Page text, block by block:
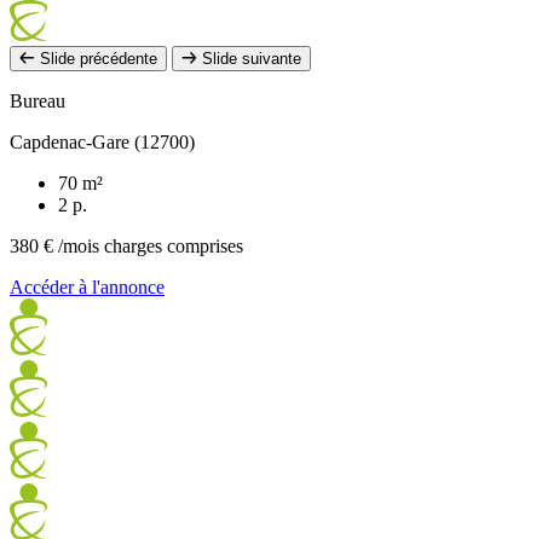
Slide précédente Slide suivante
Bureau
Capdenac-Gare (12700)
70 m²
2 p.
380 € /mois charges comprises
Accéder à l'annonce